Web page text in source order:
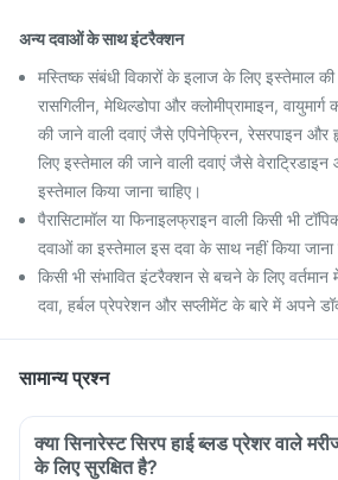
अन्य दवाओं के साथ इंटरैक्शन
मस्तिष्क संबंधी विकारों के इलाज के लिए इस्तेमाल
रासगिलीन, मेथिल्डोपा और क्लोमीप्रामाइन,
की जाने वाली दवाएं जैसे एपिनेफ्रिन, रेसरपाइन
लिए इस्तेमाल की जाने वाली दवाएं जैसे
इस्तेमाल किया जाना चाहिए।
पैरासिटामॉल या फिनाइलफ्राइन वाली किसी भी
दवाओं का इस्तेमाल इस दवा के साथ नहीं किया जाना
किसी भी संभावित इंटरैक्शन से बचने के लिए वर्तमान
दवा, हर्बल प्रेपरेशन और सप्लीमेंट के बारे में अपने
सामान्य प्रश्न
क्या सिनारेस्ट सिरप हाई ब्लड प्रेशर वाले
के लिए सुरक्षित है?